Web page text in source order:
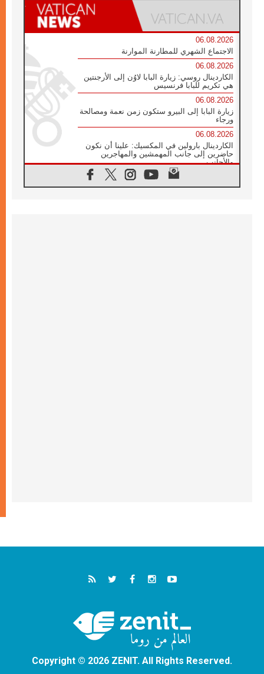
06.08.2026
الاجتماع الشهري للمطارنة الموارنة
06.08.2026
الكاردينال روسي: زيارة البابا لاوُن إلى الأرجنتين
هي تكريم للبابا فرنسيس
06.08.2026
زيارة البابا إلى البيرو ستكون زمن نعمة ومصالحة
ورجاء
06.08.2026
الكاردينال بارولين في المكسيك: علينا أن نكون
حاضرين إلى جانب المهمشين والمهاجرين
والأجانب
البابا لاوُن الرابع عشر للشباب في أسيزي:
Copyright © 2026 ZENIT. All Rights Reserved.